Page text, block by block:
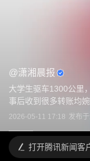
@潇湘晨报
大学生驱车1300公里
事后收到很多转账均
2026-05-11 17:18 发布于
打开腾讯新闻客